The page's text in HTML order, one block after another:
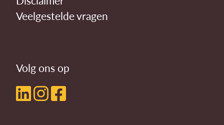
Veelgestelde vragen
Volg ons op